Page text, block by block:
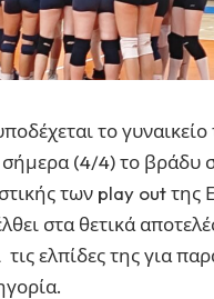
το
(4/4) το βράδυ
των play out της
στα θετικά
ελπίδες της για